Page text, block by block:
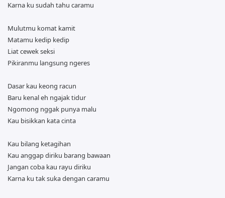
Karna ku sudah tahu caramu
Mulutmu komat kamit
Matamu kedip kedip
Liat cewek seksi
Pikiranmu langsung ngeres
Dasar kau keong racun
Baru kenal eh ngajak tidur
Ngomong nggak punya malu
Kau bisikkan kata cinta
Kau bilang ketagihan
Kau anggap diriku barang bawaan
Jangan coba kau rayu diriku
Karna ku tak suka dengan caramu